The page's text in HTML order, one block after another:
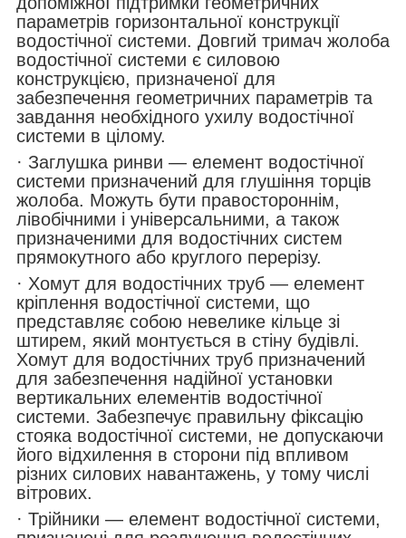
параметрів горизонтальної конструкції
водостічної системи. Довгий тримач жолоба
водостічної системи є силовою
конструкцією, призначеної для
забезпечення геометричних параметрів та
завдання необхідного ухилу водостічної
системи в цілому.
· Заглушка ринви — елемент водостічної
системи призначений для глушіння торців
жолоба. Можуть бути правостороннім,
лівобічними і універсальними, а також
призначеними для водостічних систем
прямокутного або круглого перерізу.
· Хомут для водостічних труб — елемент
кріплення водостічної системи, що
представляє собою невелике кільце зі
штирем, який монтується в стіну будівлі.
Хомут для водостічних труб призначений
для забезпечення надійної установки
вертикальних елементів водостічної
системи. Забезпечує правильну фіксацію
стояка водостічної системи, не допускаючи
його відхилення в сторони під впливом
різних силових навантажень, у тому числі
вітрових.
· Трійники — елемент водостічної системи,